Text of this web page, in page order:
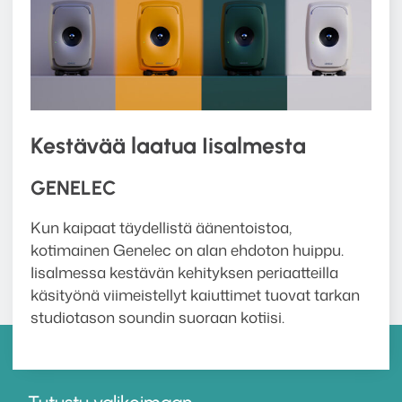
Kestävää laatua Iisalmesta
GENELEC
Kun kaipaat täydellistä äänentoistoa,
kotimainen Genelec on alan ehdoton huippu.
Iisalmessa kestävän kehityksen periaatteilla
käsityönä viimeistellyt kaiuttimet tuovat tarkan
studiotason soundin suoraan kotiisi.